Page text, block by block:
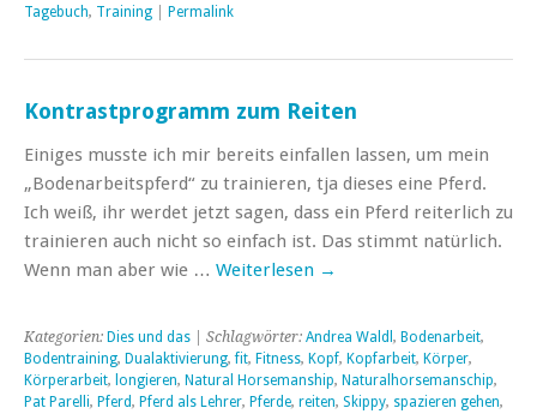
Tagebuch, Training Permalink
Kontrastprogramm zum Reiten
Einiges musste ich mir bereits einfallen lassen, um mein
„Bodenarbeitspferd“ zu trainieren, tja dieses eine Pferd.
Ich weiß, ihr werdet jetzt sagen, dass ein Pferd reiterlich zu
trainieren auch nicht so einfach ist. Das stimmt natürlich.
Wenn man aber wie … Weiterlesen →
Kategorien: Dies und das | Schlagwörter: Andrea Waldl , Bodenarbeit,
Bodentraining, Dualaktivierung,fit, Fitness, Kopf, Kopfarbeit, Körper,
Körperarbeit, longieren, Natural Horsemanship, Naturalhorsemanschip,
Pat Parelli, Pferd, Pferd als Lehrer, Pferde, reiten, Skippy, spazieren gehen,